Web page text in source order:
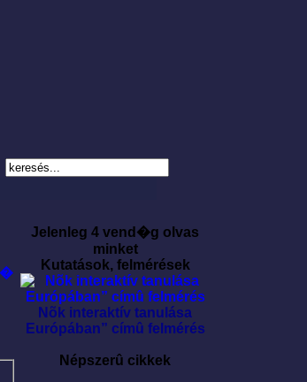
Jelenleg 4 vend�g olvas
minket
Kutatások, felmérések
Nõk interaktív tanulása
Európában” címû felmérés
Népszerû cikkek